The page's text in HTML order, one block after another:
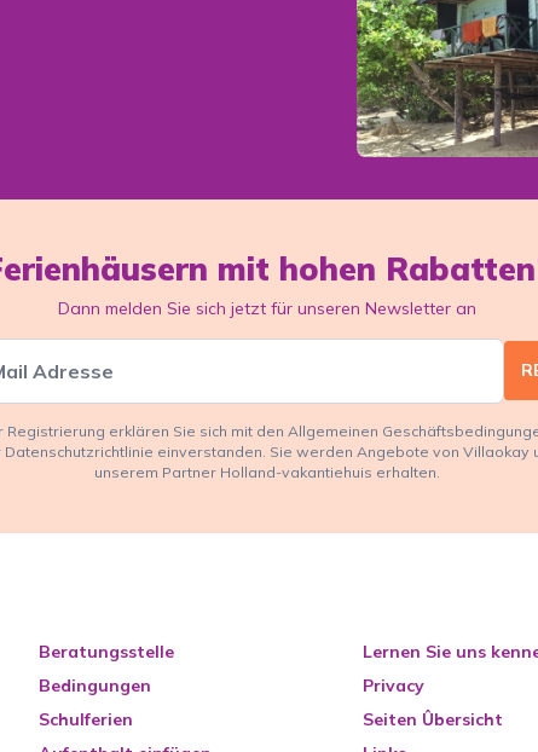
mit hohen
Dann melden Sie sich jetzt für unseren Newsletter an
Registrierung erklären Sie sich mit den Allgemeinen
Datenschutzrichtlinie einverstanden. Sie werden Angebote von Villaokay
unserem Partner Holland-vakantiehuis erhalten.
Beratungsstelle
Bedingungen
Schulferien
Lernen Sie uns
Privacy
Seiten Ûbersicht